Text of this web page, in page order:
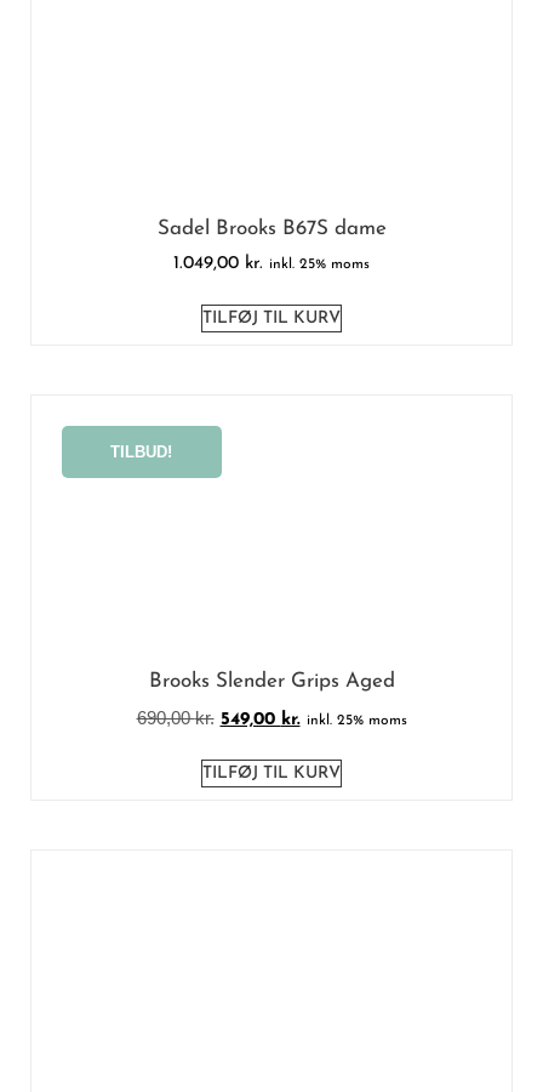
Sadel Brooks B67S dame
1.049,00 kr. inkl. 25% moms
TILFØJ TIL KURV
TILBUD!
Brooks Slender Grips Aged
690,00kr. 549,00 kr. inkl. 25% moms
TILFØJ TIL KURV